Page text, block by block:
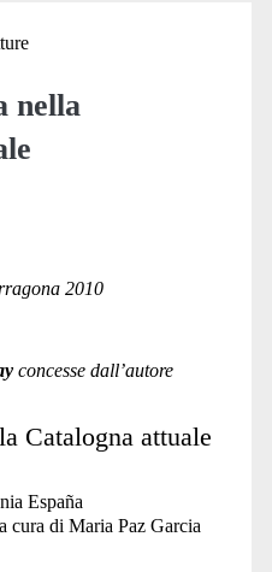
nella
2010
concesse dall’autore
Catalogna attuale
España
cura di Maria Paz Garcia